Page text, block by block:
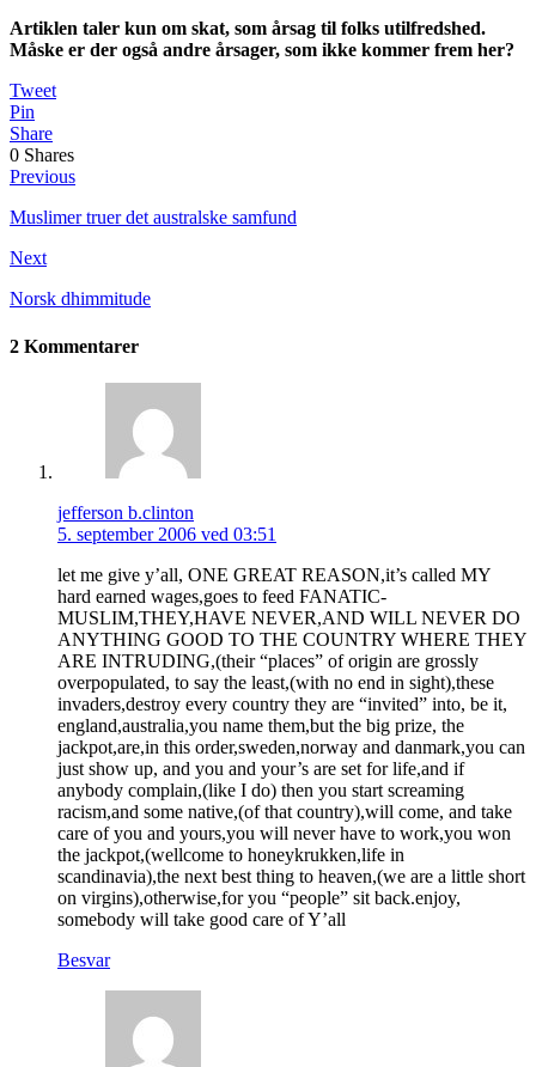
Artiklen taler kun om skat, som årsag til folks utilfredshed.
Måske er der også andre årsager, som ikke kommer frem her?
Tweet
Pin
Share
0 Shares
Previous
Muslimer truer det australske samfund
Next
Norsk dhimmitude
2 Kommentarer
jefferson b.clinton
5. september 2006 ved 03:51
let me give y’all, ONE GREAT REASON,it’s called MY
hard earned wages,goes to feed FANATIC-
MUSLIM,THEY,HAVE NEVER,AND WILL NEVER DO
ANYTHING GOOD TO THE COUNTRY WHERE THEY
ARE INTRUDING,(their “places” of origin are grossly
overpopulated, to say the least,(with no end in sight),these
invaders,destroy every country they are “invited” into, be it,
england,australia,you name them,but the big prize, the
jackpot,are,in this order,sweden,norway and danmark,you can
just show up, and you and your’s are set for life,and if
anybody complain,(like I do) then you start screaming
racism,and some native,(of that country),will come, and take
care of you and yours,you will never have to work,you won
the jackpot,(wellcome to honeykrukken,life in
scandinavia),the next best thing to heaven,(we are a little short
on virgins),otherwise,for you “people” sit back.enjoy,
somebody will take good care of Y’all
Besvar